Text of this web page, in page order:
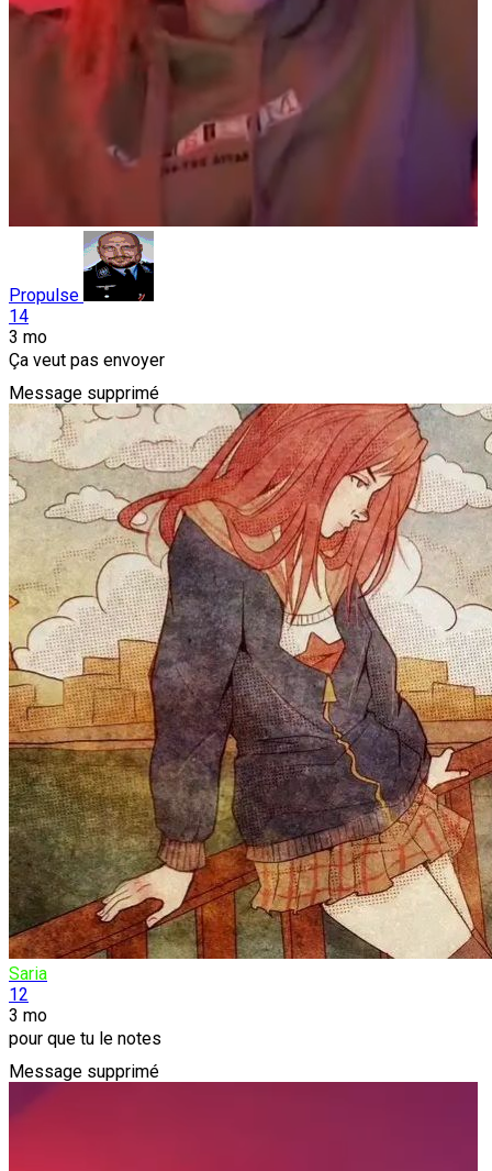
Propulse
14
3 mo
Ça veut pas envoyer
Message supprimé
Saria
12
3 mo
pour que tu le notes
Message supprimé